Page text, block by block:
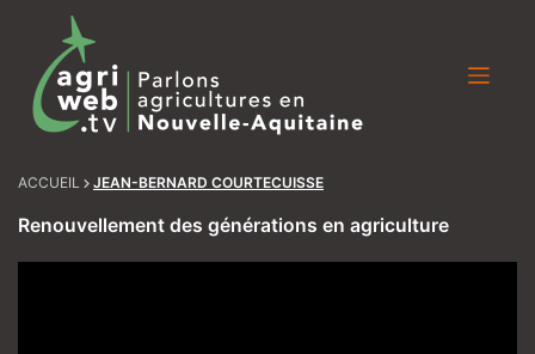
ACCUEIL JEAN-BERNARD COURTECUISSE
Renouvellement des générations en agriculture